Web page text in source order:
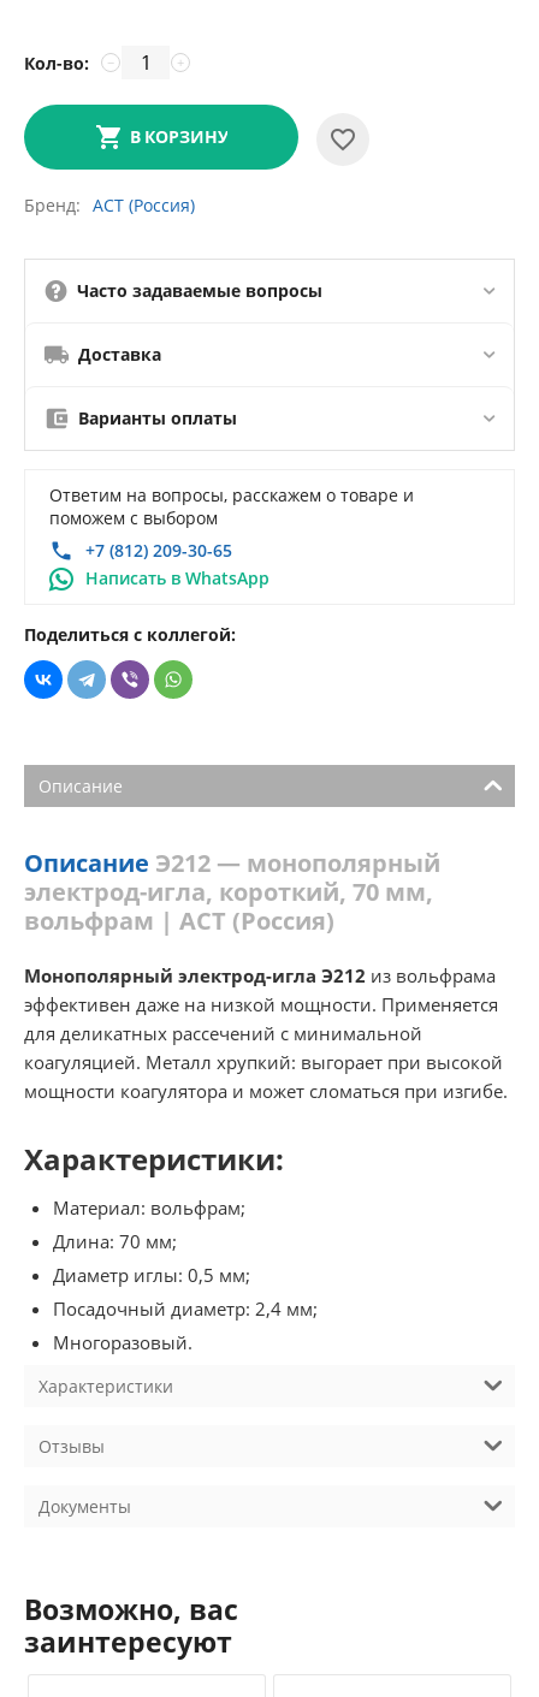
Кол-во: +
−
В КОРЗИНУ
Бренд АСТ (Россия)
Часто задаваемые вопросы
Доставка
Варианты оплаты
Ответим на вопросы, расскажем о товаре и
поможем с выбором
+7 (812) 209-30-65
Написать в WhatsApp
Поделиться с коллегой:
Описание
Описание Э212 — монополярный
электрод-игла, короткий, 70 мм,
вольфрам | АСТ (Россия)
Монополярный электрод-игла Э212 из вольфрама
эффективен даже на низкой мощности. Применяется
для деликатных рассечений с минимальной
коагуляцией. Металл хрупкий: выгорает при высокой
мощности коагулятора и может сломаться при изгибе.
Характеристики:
Материал: вольфрам;
Длина: 70 мм;
Диаметр иглы: 0,5 мм;
Посадочный диаметр: 2,4 мм;
Многоразовый.
Характеристики
Отзывы
Документы
Возможно, вас
заинтересуют